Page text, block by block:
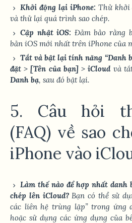
Khởi động lại iPhone: Thử khởi
và thử lại quá trình sao chép.
Cập nhật iOS: Đảm bảo rằng
bản iOS mới nhất trên iPhone của
Tắt và bật lại tính năng “Danh
đặt >[Tên của bạn]>iCloudvà
Danh bạ, sau đó bật lại.
5. Câu hỏi
(FAQ) về sao
iPhone vào
Làm thế nào để hợp nhất
chép lên iCloud?Bạn có thể sử
các liên hệ trùng lặp” trong ứng
hoặc sử dụng các ứng dụng của